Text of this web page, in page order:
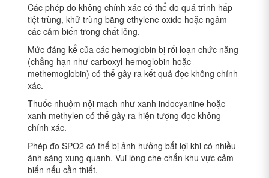
Các phép đo không chính xác có thể do quá trình hấp
tiệt trùng, khử trùng bằng ethylene oxide hoặc ngâm
các cảm biến trong chất lỏng.
Mức đáng kể của các hemoglobin bị rối loạn chức năng
(chẳng hạn như carboxyl-hemoglobin hoặc
methemoglobin) có thể gây ra kết quả đọc không chính
xác.
Thuốc nhuộm nội mạch như xanh indocyanine hoặc
xanh methylen có thể gây ra hiện tượng đọc không
chính xác.
Phép đo SPO2 có thể bị ảnh hưởng bất lợi khi có nhiều
ánh sáng xung quanh. Vui lòng che chắn khu vực cảm
biến nếu cần thiết.